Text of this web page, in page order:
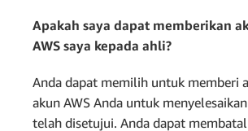
Apakah saya dapat memberikan
AWS saya kepada ahli?
Anda dapat memilih untuk memberi
akun AWS Anda untuk
telah disetujui. Anda dapat